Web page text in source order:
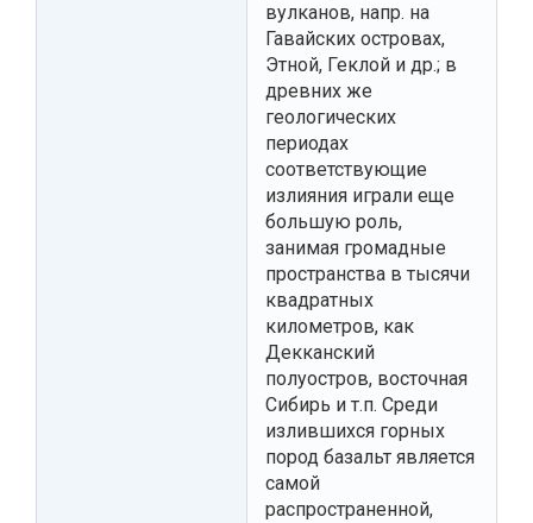
вулканов, напр. на
Гавайских островах,
Этной, Геклой и др.; в
древних же
геологических
периодах
соответствующие
излияния играли еще
большую роль,
занимая громадные
пространства в тысячи
квадратных
километров, как
Декканский
полуостров, восточная
Сибирь и т.п. Среди
излившихся горных
пород базальт является
самой
распространенной,